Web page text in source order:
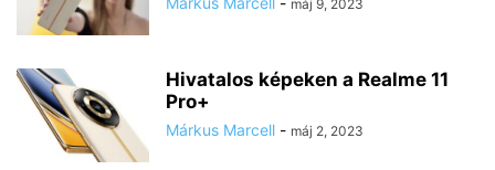
máj 9, 2023
Hivatalos képeken a Realme 11
Pro+
Márkus Marcell - máj 2, 2023